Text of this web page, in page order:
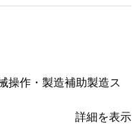
操作・製造補助製造ス
詳細を表示